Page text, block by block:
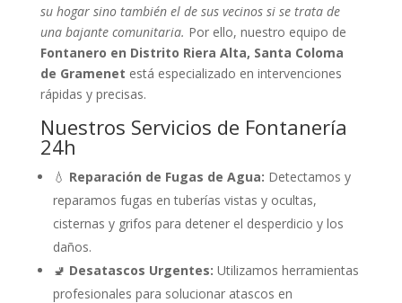
su hogar sino también el de sus vecinos si se trata de
una bajante comunitaria. Por ello, nuestro equipo de
Fontanero en Distrito Riera Alta, Santa Coloma
de Gramenet está especializado en intervenciones
rápidas y precisas.
Nuestros Servicios de Fontanería
24h
💧 Reparación de Fugas de Agua: Detectamos y
reparamos fugas en tuberías vistas y ocultas,
cisternas y grifos para detener el desperdicio y los
daños.
🚽 Desatascos Urgentes: Utilizamos herramientas
profesionales para solucionar atascos en